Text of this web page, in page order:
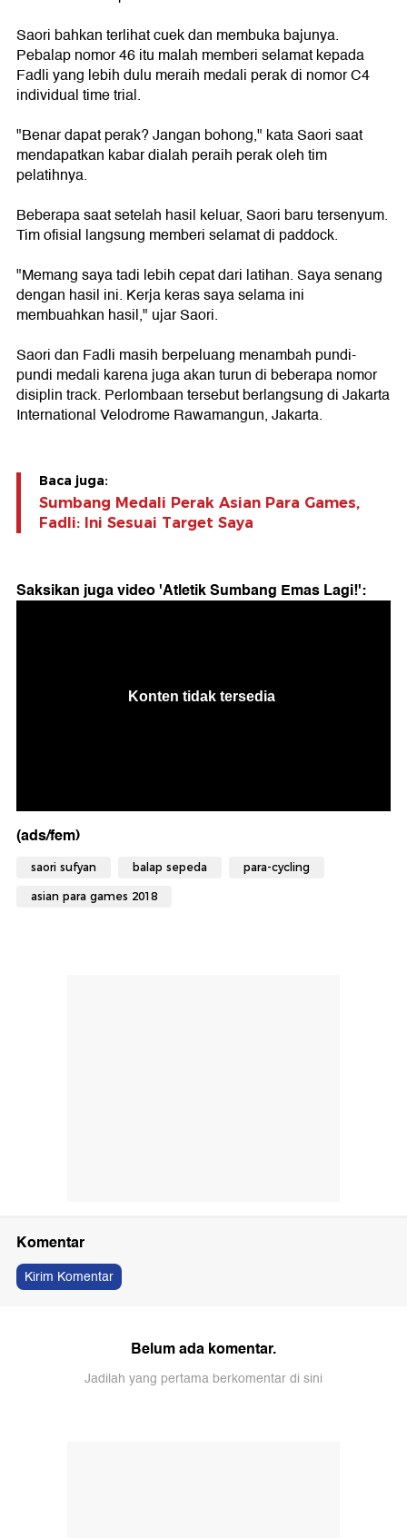
Saori bahkan terlihat cuek dan membuka bajunya.
Pebalap nomor 46 itu malah memberi selamat kepada
Fadli yang lebih dulu meraih medali perak di nomor C4
individual time trial.
"Benar dapat perak? Jangan bohong," kata Saori saat
mendapatkan kabar dialah peraih perak oleh tim
pelatihnya.
Beberapa saat setelah hasil keluar, Saori baru tersenyum.
Tim ofisial langsung memberi selamat di paddock.
"Memang saya tadi lebih cepat dari latihan. Saya senang
dengan hasil ini. Kerja keras saya selama ini
membuahkan hasil," ujar Saori.
Saori dan Fadli masih berpeluang menambah pundi-
pundi medali karena juga akan turun di beberapa nomor
disiplin track. Perlombaan tersebut berlangsung di Jakarta
International Velodrome Rawamangun, Jakarta.
Baca juga:
Sumbang Medali Perak Asian Para Games,
Fadli: Ini Sesuai Target Saya
Saksikan juga video 'Atletik Sumbang Emas Lagi!':
(ads/fem)
saori sufyan balap sepeda para-cycling
asian para games 2018
Komentar
Kirim Komentar
Belum ada komentar.
Jadilah yang pertama berkomentar di sini